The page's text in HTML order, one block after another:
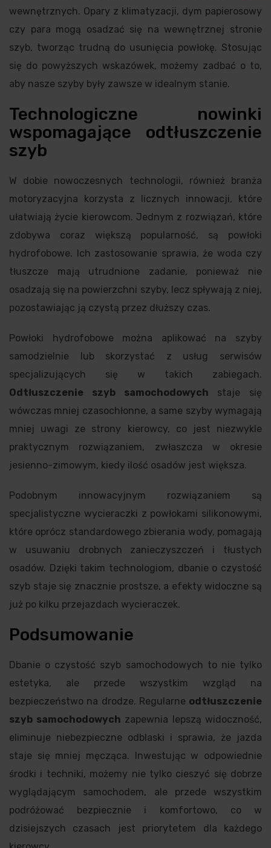
wewnętrznych. Opary z klimatyzacji, dym papierosowy
czy para mogą osadzać się na wewnętrznej stronie
szyb, tworząc trudną do usunięcia powłokę. Stosując
się do powyższych wskazówek, możemy zadbać o to,
aby nasze szyby były zawsze w idealnym stanie.
Technologiczne nowinki
wspomagające odtłuszczenie
szyb
W dobie nowoczesnych technologii, również branża
motoryzacyjna korzysta z licznych innowacji, które
ułatwiają życie kierowcom. Jednym z rozwiązań, które
zdobywa coraz większą popularność, są powłoki
hydrofobowe. Ich zastosowanie sprawia, że woda czy
tłuszcze mają utrudnione zadanie, ponieważ nie
osadzają się na powierzchni szyby, lecz spływają z niej,
pozostawiając ją czystą przez dłuższy czas.
Powłoki hydrofobowe można aplikować na szyby
samodzielnie lub skorzystać z usług serwisów
specjalizujących się w takich zabiegach.
Odtłuszczenie szyb samochodowych staje się
wówczas mniej czasochłonne, a same szyby wymagają
mniej uwagi ze strony kierowcy, co jest niezwykle
praktycznym rozwiązaniem, zwłaszcza w okresie
jesienno-zimowym, kiedy ilość osadów jest większa.
Podobnym innowacyjnym rozwiązaniem są
specjalistyczne wycieraczki z powłokami silikonowymi,
które oprócz standardowego zbierania wody, pomagają
w usuwaniu drobnych zanieczyszczeń i tłustych
osadów. Dzięki takim technologiom, dbanie o czystość
szyb staje się znacznie prostsze, a efekty widoczne są
już po kilku przejazdach wycieraczek.
Podsumowanie
Dbanie o czystość szyb samochodowych to nie tylko
estetyka, ale przede wszystkim wzgląd na
bezpieczeństwo na drodze. Regularne odtłuszczenie
szyb samochodowych zapewnia lepszą widoczność,
eliminuje niebezpieczne odblaski i sprawia, że jazda
staje się mniej męcząca. Inwestując w odpowiednie
środki i techniki, możemy nie tylko cieszyć się dobrze
wyglądającym samochodem, ale przede wszystkim
podróżować bezpiecznie i komfortowo, co w
dzisiejszych czasach jest priorytetem dla każdego